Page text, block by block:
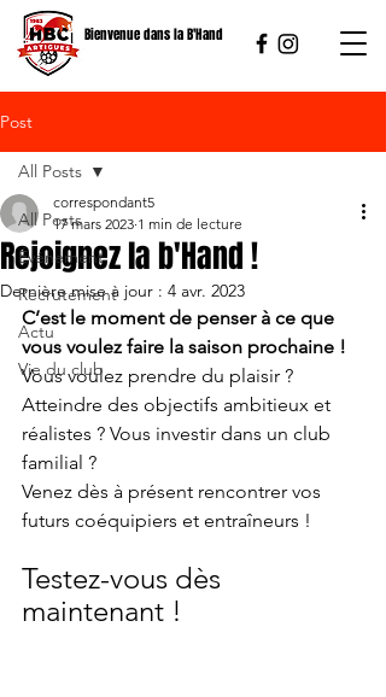
Bienvenue dans la B'Hand
Post
All Posts
Événement
Recrutement
Actu
Vie du club
All Posts
Rejoignez la b'Hand !
correspondant5
17 mars 2023 1 min de lecture
Dernière mise à jour : 4 avr. 2023
C’est le moment de penser à ce que
vous voulez faire la saison prochaine !
Vous voulez prendre du plaisir ?
Atteindre des objectifs ambitieux et
réalistes ? Vous investir dans un club
familial ?
Venez dès à présent rencontrer vos
futurs coéquipiers et entraîneurs !
Testez-vous dès
maintenant !